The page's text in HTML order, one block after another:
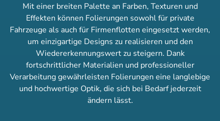
Mit einer breiten Palette an Farben, Texturen und
Effekten können Folierungen sowohl für private
Fahrzeuge als auch für Firmenflotten eingesetzt werden,
um einzigartige Designs zu realisieren und den
Wiedererkennungswert zu steigern. Dank
fortschrittlicher Materialien und professioneller
Verarbeitung gewährleisten Folierungen eine langlebige
und hochwertige Optik, die sich bei Bedarf jederzeit
ändern lässt.